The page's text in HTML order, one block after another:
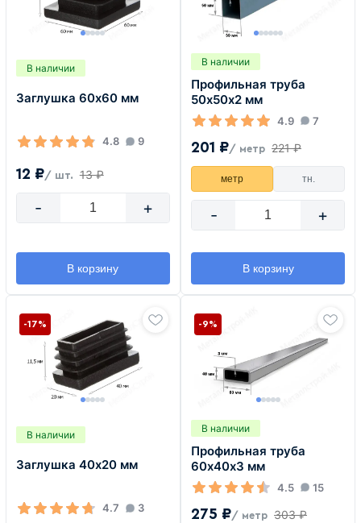
В наличии
Заглушка 60х60 мм
4.8 9
12 ₽/ шт. 13 ₽
- +
В корзину
В наличии
Профильная труба
50х50х2 мм
4.9 7
201 ₽/ метр 221 ₽
метр тн.
- +
В корзину
В наличии
Заглушка 40х20 мм
4.7 3
-17%
В наличии
Профильная труба
60х40х3 мм
4.5 15
275 ₽/ метр 303 ₽
-9%